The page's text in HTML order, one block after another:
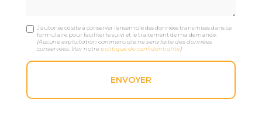
J'autorise ce site à conserver l'ensemble des données transmises dans ce
formulaire pour faciliter le suivi et le traitement de ma demande.
(Aucune exploitation commerciale ne sera faite des données
conservées. Voir notrepolitique de confidentialité)